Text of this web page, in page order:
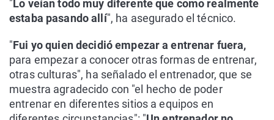
"Lo veían todo muy diferente que como realmente
estaba pasando allí", ha asegurado el técnico.
"Fui yo quien decidió empezar a entrenar fuera,
para empezar a conocer otras formas de entrenar,
otras culturas", ha señalado el entrenador, que se
muestra agradecido con "el hecho de poder
entrenar en diferentes sitios a equipos en